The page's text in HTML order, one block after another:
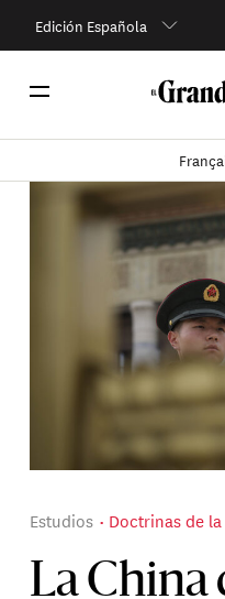
Edición Española
La China
Estudios Doctrinas de